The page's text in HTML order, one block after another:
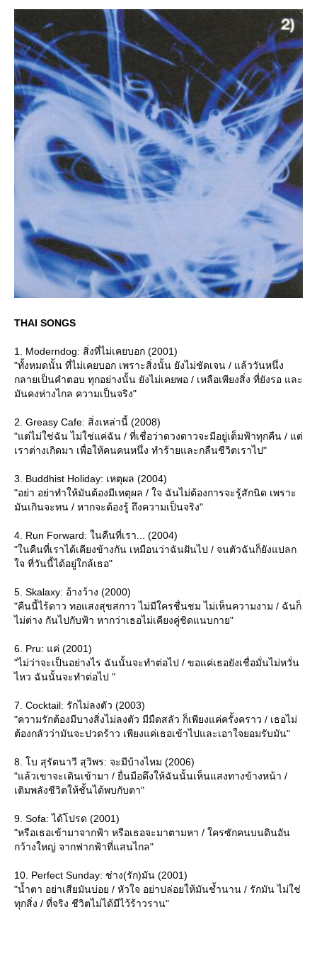
THAI SONGS
1. Moderndog: สิ่งที่ไม่เคยบอก (2001)
"ทั้งหมดนั้น ที่ไม่เคยบอก เพราะสิ่งนั้น ยังไม่ชัดเจน / แล้ววันหนึ่ง
กลายเป็นคำตอบ ทุกอย่างนั้น ยังไม่เคยพอ / เหลือเพียงสิ่ง ที่ยังรอ และ
มันคงห่างไกล ความเป็นจริง"
2. Greasy Cafe: สิ่งเหล่านี้ (2008)
"แต่ไม่ใช่ฉัน ไม่ใช่แค่ฉัน / ที่เชื่อว่าดวงดาวจะมีอยู่เต็มฟ้าทุกคืน / แต่
เราต่างเกิดมา เพื่อให้คนคนหนึ่ง ทำร้ายและกลืนชีวิตเราไป"
3. Buddhist Holiday: เหตุผล (2004)
"อย่า อย่าทำให้มันต้องมีเหตุผล / ใจ ฉันไม่ต้องการจะรู้สักนิด เพราะ
มันเกินจะทน / หากจะต้องรู้ ถึงความเป็นจริง"
4. Run Forward: ในคืนที่เรา... (2004)
"ในคืนที่เราได้เคียงข้างกัน เหมือนว่าฉันฝันไป / จนตัวฉันก็ยังแปลก
จ ที่วันนี้ได้อยู่ใกล้เธอ"
5. Skalaxy: อ้างว้าง (2000)
"คืนนี้ไร้ดาว ทอแสงสุขสกาว ไม่มีใครชื่นชม ไม่เห็นความงาม / ฉันก็
ไม่ต่าง กันไปกับฟ้า หากว่าเธอไม่เคียงคู่ชิดแนบกาย"
6. Pru: แค่ (2001)
"ไม่ว่าจะเป็นอย่างไร ฉันนั้นจะทำต่อไป / ขอแค่เธอยังเชื่อมั่นไม่หวั่น
ไหว ฉันนั้นจะทำต่อไป "
7. Cocktail: รักไม่ลงตัว (2003)
"ความรักต้องมีบางสิ่งไม่ลงตัว มีมืดสลัว ก็เพียงแค่ครั้งคราว / เธอไม่
ต้องกลัวว่ามันจะปวดร้าว เพียงแค่เธอเข้าไปและเอาใจยอมรับมัน"
8. โบ สุรัตนาวี สุวิพร: จะมีบ้างไหม (2006)
"แล้วเขาจะเดินเข้ามา / ยื่นมือดึงให้ฉันนั้นเห็นแสงทางข้างหน้า /
เติมพลังชีวิตให้ชั้นได้พบกับตา"
9. Sofa: ได้โปรด (2001)
"หรือเธอเข้ามาจากฟ้า หรือเธอจะมาตามหา / ใครซักคนบนดินอัน
กว้างใหญ่ จากฟากฟ้าที่แสนไกล"
10. Perfect Sunday: ช่าง(รัก)มัน (2001)
"น้ำตา อย่าเสียมันบ่อย / หัวใจ อย่าปล่อยให้มันช้ำนาน / รักมัน ไม่ใช่
ทุกสิ่ง / ที่จริง ชีวิตไม่ได้มีไว้ร้าวราน"